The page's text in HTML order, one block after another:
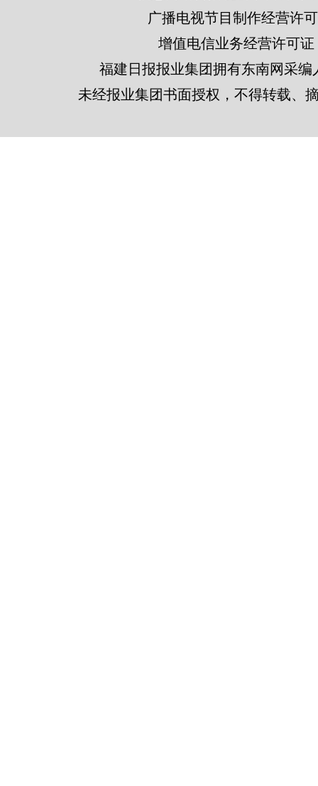
广播电视节目制作经营许
增值电信业务经营许可证
福建日报报业集团拥有东南网采
未经报业集团书面授权，不得转载、